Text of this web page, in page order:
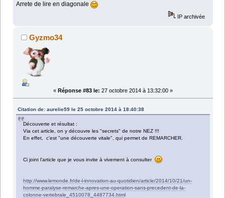
Arrete de lire en diagonale
IP archivée
Gyzmo34
« Réponse #83 le: 27 octobre 2014 à 13:32:00 »
Citation de: aurelie59 le 25 octobre 2014 à 18:40:38
Découverte et résultat :
Via cet article, on y découvre les "secrets" de notre NEZ !!!
En effet, c'est "une découverte vitale", qui permet de REMARCHER.
Ci joint l'article que je vous invite à vivement à consulter
http://www.lemonde.fr/de-l-innovation-au-quotidien/article/2014/10/21/un-
homme-paralyse-remarche-apres-une-operation-sans-precedent-de-la-
colonne-vertebrale_4510078_4487734.html